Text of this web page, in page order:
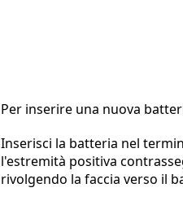
Per inserire una nuova
Inserisci la batteria nel
l'estremità positiva
rivolgendo la faccia verso il